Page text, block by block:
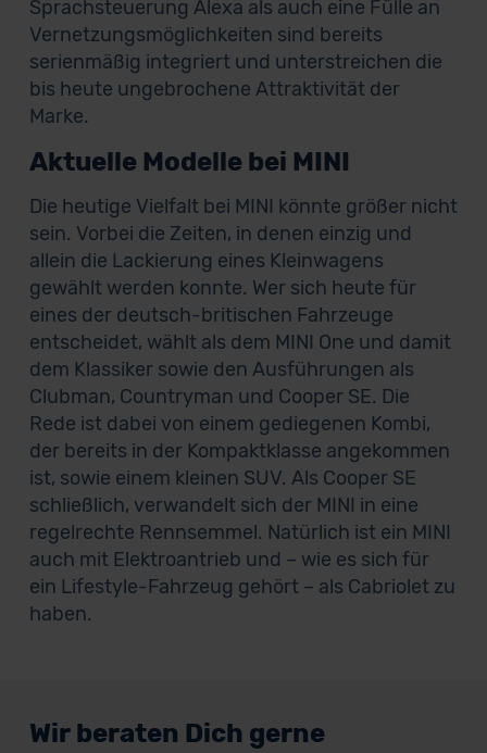
Sprachsteuerung Alexa als auch eine Fülle an
Vernetzungsmöglichkeiten sind bereits
serienmäßig integriert und unterstreichen die
bis heute ungebrochene Attraktivität der
Marke.
Aktuelle Modelle bei MINI
Die heutige Vielfalt bei MINI könnte größer nicht
sein. Vorbei die Zeiten, in denen einzig und
allein die Lackierung eines Kleinwagens
gewählt werden konnte. Wer sich heute für
eines der deutsch-britischen Fahrzeuge
entscheidet, wählt als dem MINI One und damit
dem Klassiker sowie den Ausführungen als
Clubman, Countryman und Cooper SE. Die
Rede ist dabei von einem gediegenen Kombi,
der bereits in der Kompaktklasse angekommen
ist, sowie einem kleinen SUV. Als Cooper SE
schließlich, verwandelt sich der MINI in eine
regelrechte Rennsemmel. Natürlich ist ein MINI
auch mit Elektroantrieb und – wie es sich für
ein Lifestyle-Fahrzeug gehört – als Cabriolet zu
haben.
Wir beraten Dich gerne